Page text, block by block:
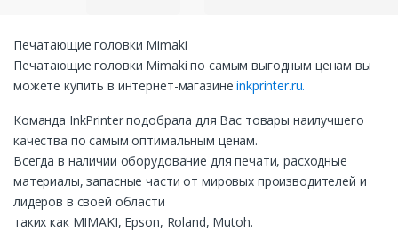
Печатающие головки Mimaki
Печатающие головки Mimaki по самым выгодным ценам вы
можете купить в интернет-магазинеinkprinter.ru.
Команда InkPrinter подобрала для Вас товары наилучшего
качества по самым оптимальным ценам.
Всегда в наличии оборудование для печати, расходные
материалы, запасные части от мировых производителей и
лидеров в своей области
таких как MIMAKI, Epson, Roland, Mutoh.